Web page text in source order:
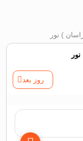
) نور
‌نور
روز بعد